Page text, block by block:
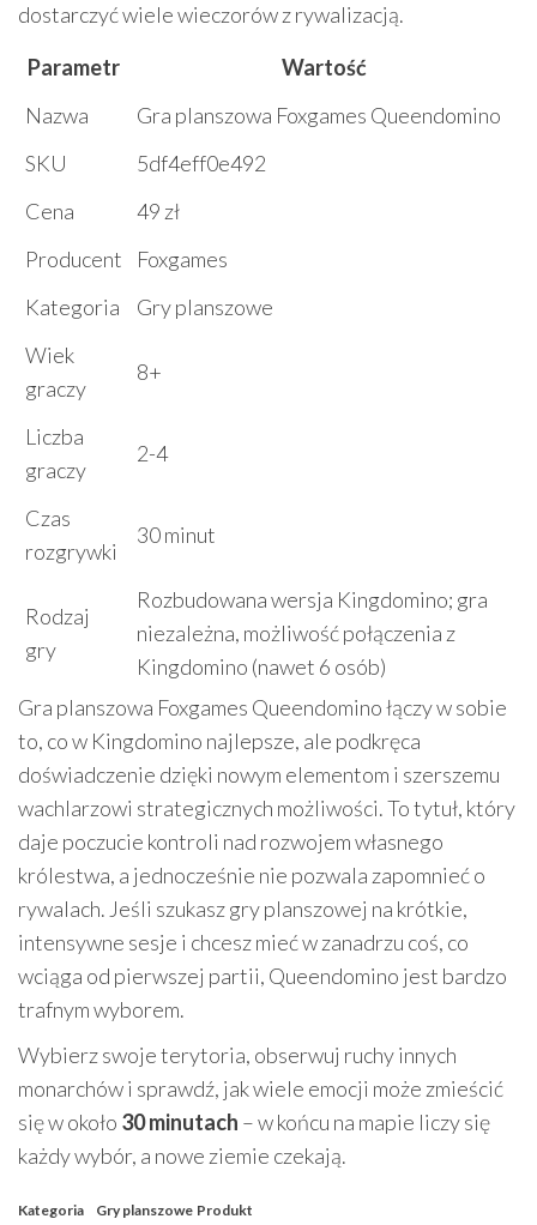
dostarczyć wiele wieczorów z rywalizacją.
Parametr
Wartość
Nazwa
Gra planszowa Foxgames Queendomino
SKU
5df4eff0e492
Cena
49 zł
Producent
Foxgames
Kategoria
Gry planszowe
Wiek
graczy
8+
Liczba
graczy
2-4
Czas
rozgrywki
30 minut
Rodzaj
gry
Rozbudowana wersja Kingdomino; gra
niezależna, możliwość połączenia z
Kingdomino (nawet 6 osób)
Gra planszowa Foxgames Queendomino łączy w sobie
to, co w Kingdomino najlepsze, ale podkręca
doświadczenie dzięki nowym elementom i szerszemu
wachlarzowi strategicznych możliwości. To tytuł, który
daje poczucie kontroli nad rozwojem własnego
królestwa, a jednocześnie nie pozwala zapomnieć o
rywalach. Jeśli szukasz gry planszowej na krótkie,
intensywne sesje i chcesz mieć w zanadrzu coś, co
wciąga od pierwszej partii, Queendomino jest bardzo
trafnym wyborem.
Wybierz swoje terytoria, obserwuj ruchy innych
monarchów i sprawdź, jak wiele emocji może zmieścić
się w około 30 minutach – w końcu na mapie liczy się
każdy wybór, a nowe ziemie czekają.
Kategoria Gry planszowe Produkt